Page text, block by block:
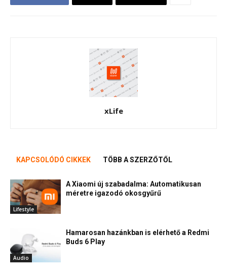
xLife
KAPCSOLÓDÓ CIKKEK TÖBB A SZERZŐTŐL
Lifestyle
A Xiaomi új szabadalma: Automatikusan
méretre igazodó okosgyűrű
Audio
Hamarosan hazánkban is elérhető a Redmi
Buds 6 Play